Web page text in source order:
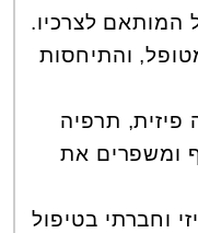
לצרכיו.
והתיחסות
פיזית, תרפיה
ומשפרים את
וחברתי בטיפול